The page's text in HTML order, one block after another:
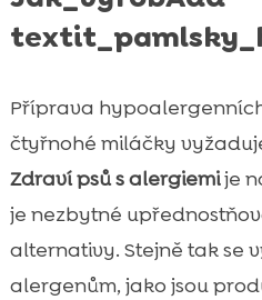
Příprava
čtyřnohé miláčky
Zdraví psů s alergiemije
je nezbytné
alternativy. Stejně tak se
alergenům, jako jsou